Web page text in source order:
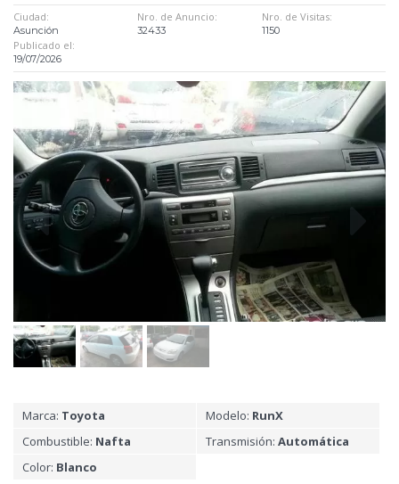
Ciudad:
Asunción
Nro. de Anuncio:
32433
Nro. de Visitas:
1150
Publicado el:
19/07/2026
Marca: Toyota Modelo: RunX
Combustible: Nafta Transmisión: Automática
Color: Blanco